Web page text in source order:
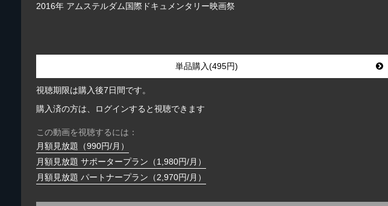
2016年 アムステルダム国際ドキュメンタリー映画祭
単品購入(495円)
視聴期限は購入後7日間です。
購入済の方は、ログインすると視聴できます
この動画を視聴するには：
月額見放題（990円/月）
月額見放題 サポータープラン（1,980円/月）
月額見放題 パートナープラン（2,970円/月）